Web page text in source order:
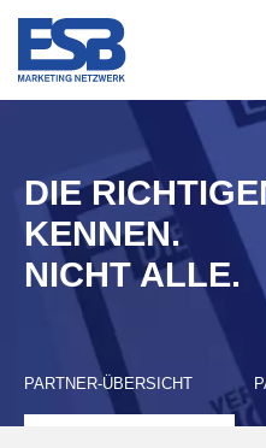
DIE
KENNEN.
NICHT ALLE.
PARTNER-ÜBERSICHT